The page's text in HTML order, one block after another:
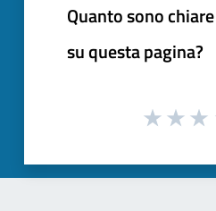
Quanto sono
su questa pagina?